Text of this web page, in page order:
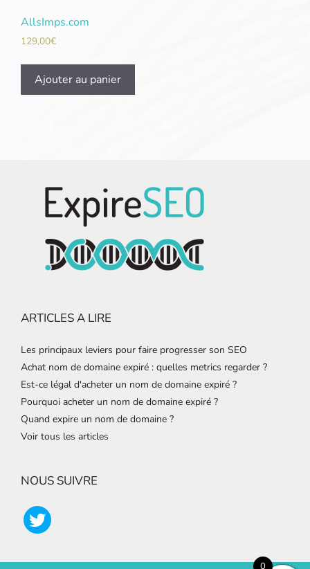
AllsImps.com
129,00€
Ajouter au panier
ARTICLES A LIRE
Les principaux leviers pour faire progresser son SEO
Achat nom de domaine expiré : quelles metrics regarder ?
Est-ce légal d'acheter un nom de domaine expiré ?
Pourquoi acheter un nom de domaine expiré ?
Quand expire un nom de domaine ?
Voir tous les articles
NOUS SUIVRE
0